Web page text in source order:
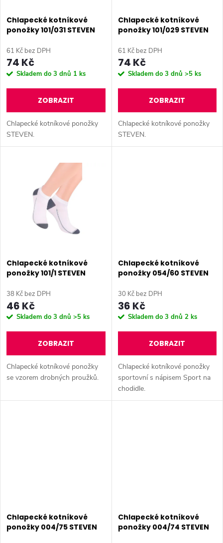
p
r
o
u
k
s
p
r
o
d
u
Chlapecké kotníkové
ponožky 101/031 STEVEN
61 Kč bez DPH
74 Kč
Skladem do 3 dnů 1 ks
ZOBRAZIT
Chlapecké kotníkové ponožky
STEVEN.
Chlapecké kotníkové
ponožky 101/029 STEVEN
61 Kč bez DPH
74 Kč
Skladem do 3 dnů >5 ks
ZOBRAZIT
Chlapecké kotníkové ponožky
STEVEN.
Chlapecké kotníkové
ponožky 101/1 STEVEN
38 Kč bez DPH
46 Kč
Skladem do 3 dnů >5 ks
ZOBRAZIT
Chlapecké kotníkové ponožky
se vzorem drobných proužků.
Chlapecké kotníkové
ponožky 054/60 STEVEN
30 Kč bez DPH
36 Kč
Skladem do 3 dnů 2 ks
ZOBRAZIT
Chlapecké kotníkové ponožky
sportovní s nápisem Sport na
chodidle.
Chlapecké kotníkové
ponožky 004/75 STEVEN
Chlapecké kotníkové
ponožky 004/74 STEVEN